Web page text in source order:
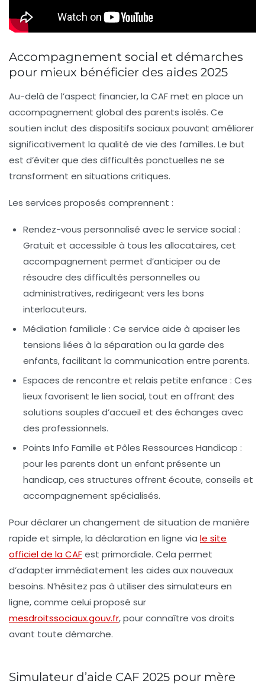
Accompagnement social et démarches
pour mieux bénéficier des aides 2025
Au-delà de l’aspect financier, la CAF met en place un
accompagnement global des parents isolés. Ce
soutien inclut des dispositifs sociaux pouvant améliorer
significativement la qualité de vie des familles. Le but
est d’éviter que des difficultés ponctuelles ne se
transforment en situations critiques.
Les services proposés comprennent :
Rendez-vous personnalisé avec le service social :
Gratuit et accessible à tous les allocataires, cet
accompagnement permet d’anticiper ou de
résoudre des difficultés personnelles ou
administratives, redirigeant vers les bons
interlocuteurs.
Médiation familiale : Ce service aide à apaiser les
tensions liées à la séparation ou la garde des
enfants, facilitant la communication entre parents.
Espaces de rencontre et relais petite enfance : Ces
lieux favorisent le lien social, tout en offrant des
solutions souples d’accueil et des échanges avec
des professionnels.
Points Info Famille et Pôles Ressources Handicap :
pour les parents dont un enfant présente un
handicap, ces structures offrent écoute, conseils et
accompagnement spécialisés.
Pour déclarer un changement de situation de manière
rapide et simple, la déclaration en ligne via le site
officiel de la CAFest primordiale. Cela permet
d’adapter immédiatement les aides aux nouveaux
besoins. N’hésitez pas à utiliser des simulateurs en
ligne, comme celui proposé sur
mesdroitssociaux.gouv.fr, pour connaître vos droits
avant toute démarche.
Simulateur d’aide CAF 2025 pour mère